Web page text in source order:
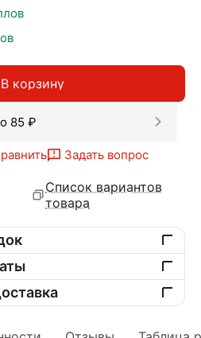
В корзину
85 ₽
Задать вопрос
Список вариантов
товара